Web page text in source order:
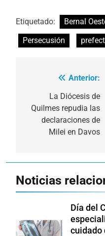
Etiquetado: Bernal
Persecusión
Navegación
entradas
Anterior:
La Diócesis de
Quilmes repudia las
declaraciones de
Milei en Davos
Noticias
Día del
cuidado